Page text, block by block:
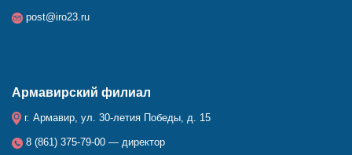
post@iro23.ru
Армавирский филиал
г. Армавир, ул. 30-летия Победы, д. 15
8 (861) 375-79-00 — директор